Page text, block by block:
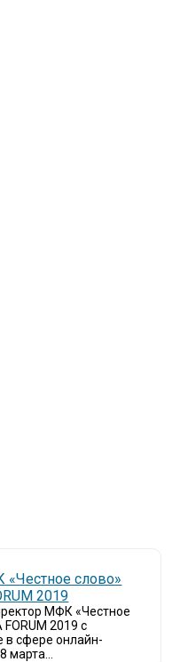
слово»
2019
МФК «Честное
FORUM 2019 с
в сфере онлайн-